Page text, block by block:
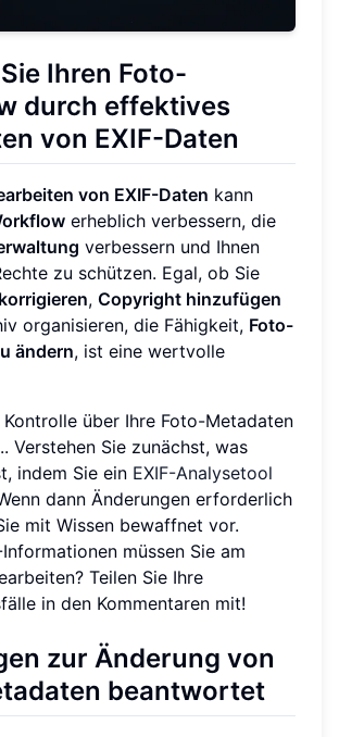
Ihren Foto-
durch effektives
von EXIF-Daten
von EXIF-Daten kann
erheblich verbessern, die
verbessern und Ihnen
zu schützen. Egal, ob Sie
, Copyright hinzufügen
organisieren, die Fähigkeit, Foto-
ändern, ist eine wertvolle
über Ihre Foto-Metadaten
Verstehen Sie zunächst, was
indem Sie ein EXIF-Analysetool
dann Änderungen erforderlich
mit Wissen bewaffnet vor.
Informationen müssen Sie am
Teilen Sie Ihre
in den Kommentaren mit!
zur Änderung von
beantwortet